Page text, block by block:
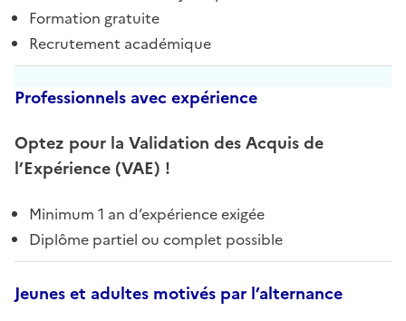
Formation gratuite
Recrutement académique
Professionnels avec expérience
Optez pour la Validation des Acquis de
l’Expérience (VAE) !
Minimum 1 an d’expérience exigée
Diplôme partiel ou complet possible
Jeunes et adultes motivés par l’alternance